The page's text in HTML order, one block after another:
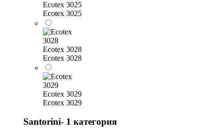
Ecotex 3025
Ecotex 3025
Ecotex 3028
Ecotex 3028
Ecotex 3029
Ecotex 3029
Santorini- 1 категория